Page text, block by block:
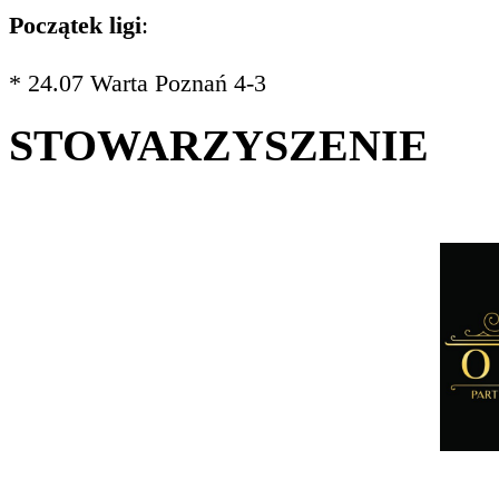
Początek ligi:
* 24.07 Warta Poznań 4-3
STOWARZYSZENIE